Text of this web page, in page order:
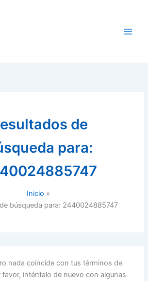
de
para:
Inicio
búsqueda para: 2440024885747
nada coincide con tus términos de
favor, inténtalo de nuevo con algunas